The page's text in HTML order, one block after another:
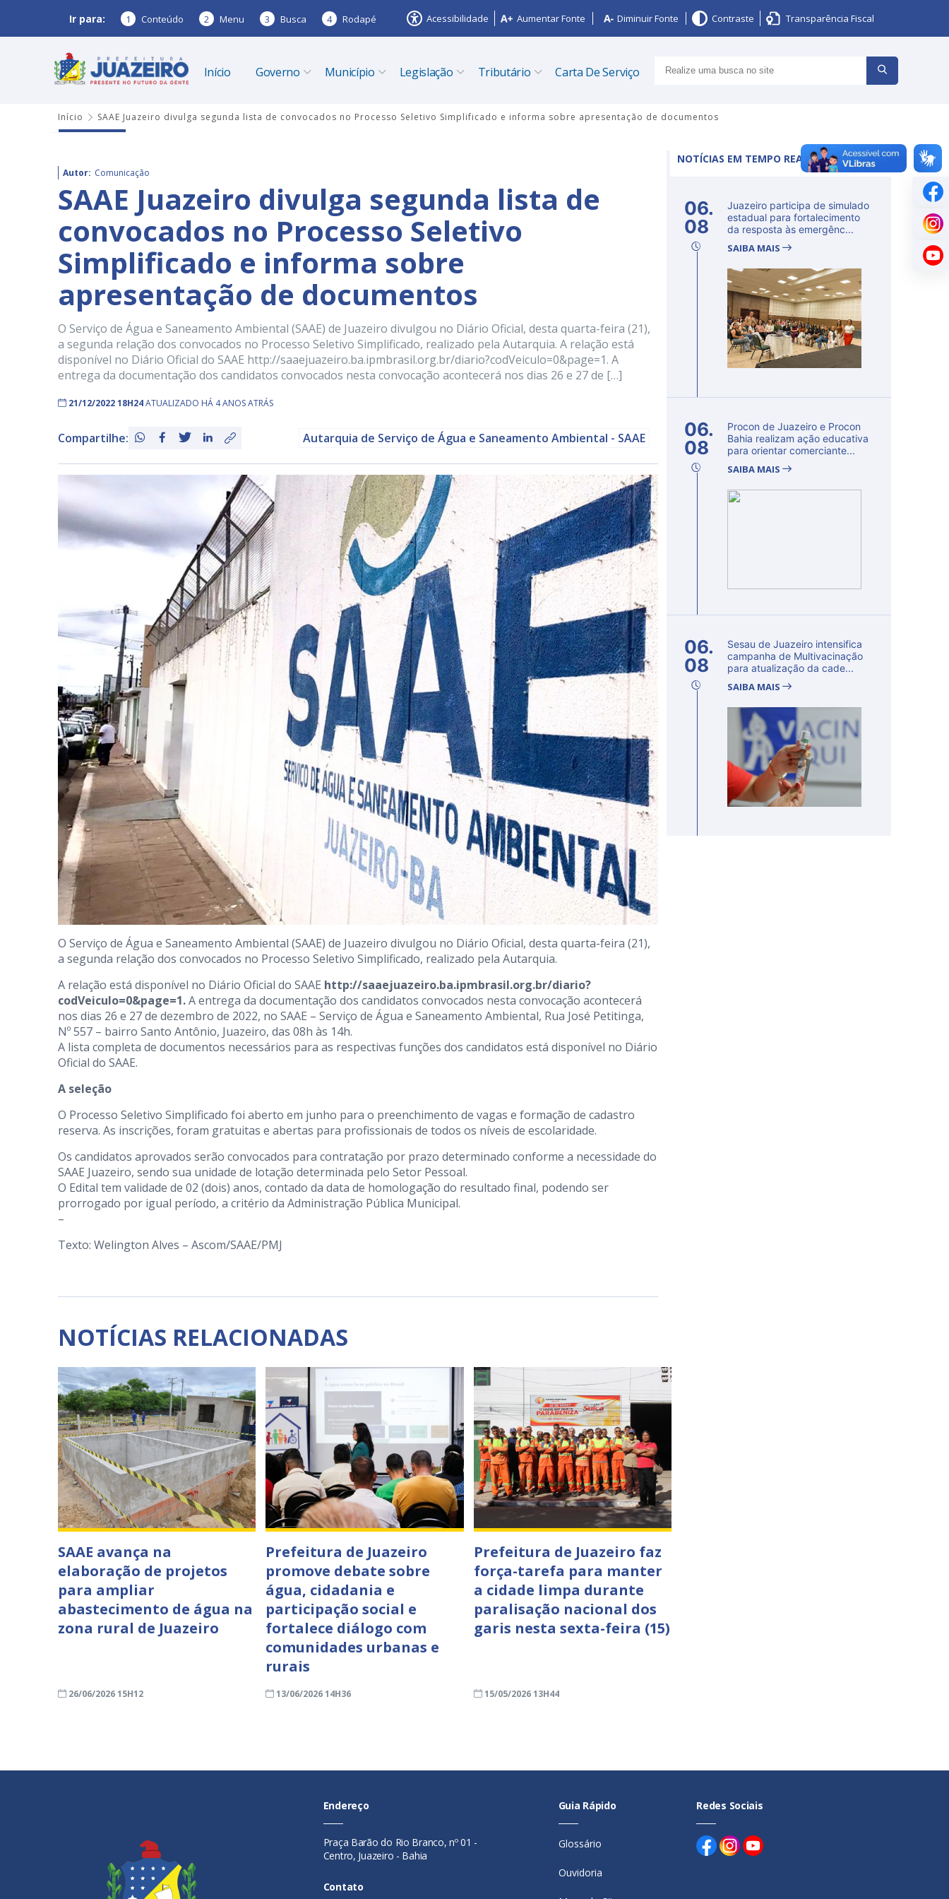
Ir para: 1 Conteúdo 2 Menu 3 Busca 4 Rodapé Acessibilidade Aumentar Fonte Diminuir Fonte Contraste Transparência Fiscal
Início Governo Município Legislação Tributário Carta De Serviço
Início SAAE Juazeiro divulga segunda lista de convocados no Processo Seletivo Simplificado e informa sobre apresentação de documentos
Autor: Comunicação
SAAE Juazeiro divulga segunda lista de
convocados no Processo Seletivo
Simplificado e informa sobre
apresentação de documentos
O Serviço de Água e Saneamento Ambiental (SAAE) de Juazeiro divulgou no Diário Oficial, desta quarta-feira (21),
a segunda relação dos convocados no Processo Seletivo Simplificado, realizado pela Autarquia. A relação está
disponível no Diário Oficial do SAAE http://saaejuazeiro.ba.ipmbrasil.org.br/diario?codVeiculo=0&page=1. A
entrega da documentação dos candidatos convocados nesta convocação acontecerá nos dias 26 e 27 de […]
21/12/2022 18H24ATUALIZADO HÁ 4 ANOS ATRÁS
Compartilhe: Autarquia de Serviço de Água e Saneamento Ambiental - SAAE
O Serviço de Água e Saneamento Ambiental (SAAE) de Juazeiro divulgou no Diário Oficial, desta quarta-feira (21),
a segunda relação dos convocados no Processo Seletivo Simplificado, realizado pela Autarquia.
A relação está disponível no Diário Oficial do SAAE http://saaejuazeiro.ba.ipmbrasil.org.br/diario?
codVeiculo=0&page=1.A entrega da documentação dos candidatos convocados nesta convocação acontecerá
nos dias 26 e 27 de dezembro de 2022, no SAAE – Serviço de Água e Saneamento Ambiental, Rua José Petitinga,
Nº 557 – bairro Santo Antônio, Juazeiro, das 08h às 14h.
A lista completa de documentos necessários para as respectivas funções dos candidatos está disponível no Diário
Oficial do SAAE.
A seleção
O Processo Seletivo Simplificado foi aberto em junho para o preenchimento de vagas e formação de cadastro
reserva. As inscrições, foram gratuitas e abertas para profissionais de todos os níveis de escolaridade.
Os candidatos aprovados serão convocados para contratação por prazo determinado conforme a necessidade do
SAAE Juazeiro, sendo sua unidade de lotação determinada pelo Setor Pessoal.
O Edital tem validade de 02 (dois) anos, contado da data de homologação do resultado final, podendo ser
prorrogado por igual período, a critério da Administração Pública Municipal.
–
Texto: Welington Alves – Ascom/SAAE/PMJ
NOTÍCIAS RELACIONADAS
SAAE avança na
elaboração de projetos
para ampliar
abastecimento de água na
zona rural de Juazeiro
26/06/2026 15H12
Prefeitura de Juazeiro
promove debate sobre
água, cidadania e
participação social e
fortalece diálogo com
comunidades urbanas e
rurais
13/06/2026 14H36
Prefeitura de Juazeiro faz
força-tarefa para manter
a cidade limpa durante
paralisação nacional dos
garis nesta sexta-feira (15)
15/05/2026 13H44
NOTÍCIAS EM TEMPO REAL
06.
08
Juazeiro participa de simulado
estadual para fortalecimento
da resposta às emergênc...
SAIBA MAIS
06.
08
Procon de Juazeiro e Procon
Bahia realizam ação educativa
para orientar comerciante...
SAIBA MAIS
06.
08
Sesau de Juazeiro intensifica
campanha de Multivacinação
para atualização da cade...
SAIBA MAIS
Endereço
Praça Barão do Rio Branco, nº 01 -
Centro, Juazeiro - Bahia
Contato
Guia Rápido
Glossário
Ouvidoria
Redes Sociais